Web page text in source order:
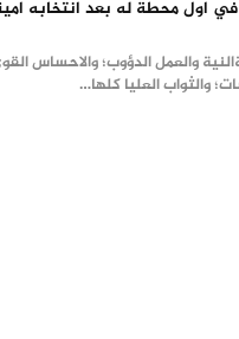
اول محطة له بعد انتخابه
والعمل الدؤوب؛ والاحساس
والثواب العليا كلها…